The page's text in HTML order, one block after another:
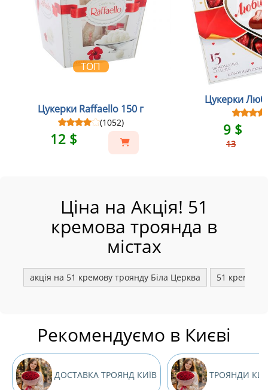
ТОП
Цукерки Raffaello 150 г
(1052)
12 $
Цукерки
9 $
13
Ціна на Акція! 51
кремова троянда в
містах
акція на 51 кремову троянду Біла Церква 51 кремова
Рекомендуємо в Києві
ДОСТАВКА ТРОЯНД КИЇВ ТРОЯНДИ